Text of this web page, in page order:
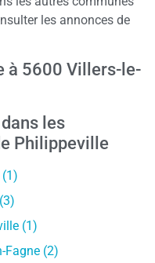
les annonces de
à 5600 Villers-le-
les
Philippeville
(1)
Fagne (2)